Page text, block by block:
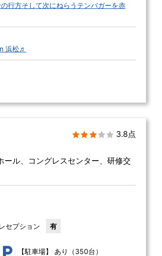
行方そして次にねらうテンバガーを赤
浜松♬
3.8点
ル、コングレスセンター、研修交
レセプション 有
【駐車場】 あり（350台）